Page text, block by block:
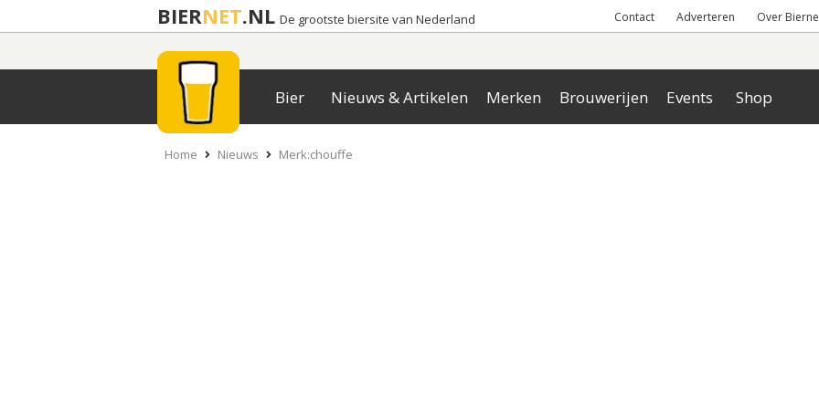
BIERNET.NL De grootste biersite van Nederland Contact Adverteren Over
Bier Nieuws & Artikelen Merken Brouwerijen Events Shop
Home Nieuws Merk:chouffe